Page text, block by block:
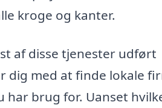
kroge og kanter.
af disse tjenester udført
med at finde lokale
har brug for. Uanset